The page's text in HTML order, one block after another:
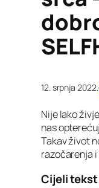
12. srpnja 2022.
Nije lako
nas
Takav život
razočarenja
Cijeli